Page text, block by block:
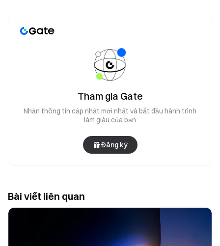
Tham gia Gate
Nhận thông tin cập nhật mới nhất và bắt đầu hành trình
làm giàu của bạn
Đăng ký
Bài viết liên quan